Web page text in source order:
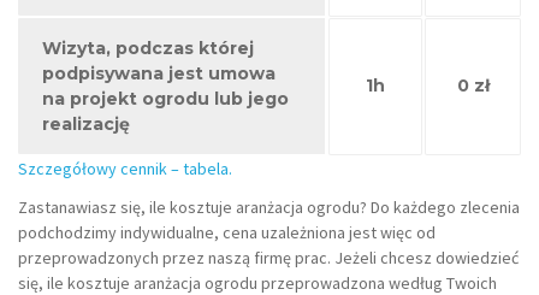
Wizyta, podczas której
podpisywana jest umowa
na projekt ogrodu lub jego
realizację
1h 0 zł
Szczegółowy cennik – tabela.
Zastanawiasz się, ile kosztuje aranżacja ogrodu? Do każdego zlecenia
podchodzimy indywidualne, cena uzależniona jest więc od
przeprowadzonych przez naszą firmę prac. Jeżeli chcesz dowiedzieć
się, ile kosztuje aranżacja ogrodu przeprowadzona według Twoich